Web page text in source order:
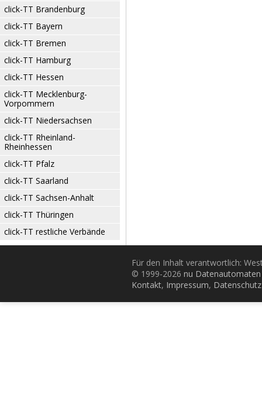
click-TT Brandenburg
click-TT Bayern
click-TT Bremen
click-TT Hamburg
click-TT Hessen
click-TT Mecklenburg-
Vorpommern
click-TT Niedersachsen
click-TT Rheinland-
Rheinhessen
click-TT Pfalz
click-TT Saarland
click-TT Sachsen-Anhalt
click-TT Thüringen
click-TT restliche Verbände
Für den Inhalt verantwortlich:
© 1999-2026 nu
Kontakt, Impressum, Datenschutz